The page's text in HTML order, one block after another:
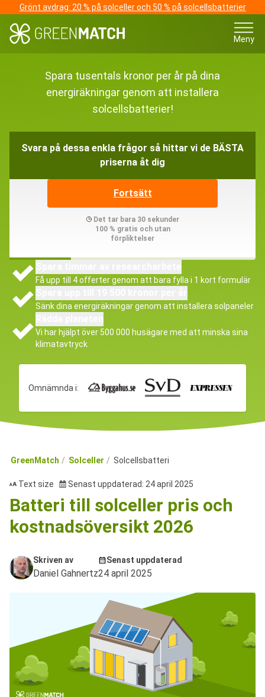
Grönt avdrag: 20 % på solceller och 50 % på solcellsbatterier
Meny
Spara tusentals kronor per år på dina
energiräkningar genom att installera
solcellsbatterier!
Svara på dessa enkla frågor så hittar vi de BÄSTA
priserna åt dig
Fortsätt
Det tar bara 30 sekunder
100 % gratis och utan
förpliktelser
Få upp till 4 offerter genom att bara fylla i 1 kort formulär
Sänk dina energiräkningar genom att installera solpaneler
Vi har hjälpt över 500 000 husägare med att minska sina
klimatavtryck
Omnämnda i:
GreenMatch Solceller Solcellsbatteri
Text size Senast uppdaterad: 24 april 2025
Batteri till solceller pris och
kostnadsöversikt 2026
Skriven av
Daniel Gahnertz
Senast uppdaterad
24 april 2025